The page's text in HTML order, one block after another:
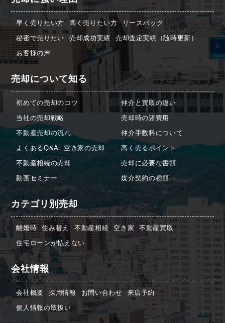
早く売りたい方 高く売りたい方
リースバック
秘密で売りたい
売却成功実績
売却査定実績（随時更新）
お客様の声
売却について知る
初めての売却のコツ
当社の売却戦略
不動産売却の流れ
よくあるQ&A
空き家の売却
不動産相続の売却
動画セミナー
仲介と買取の違い
売却時の諸費用
仲介手数料について
高く売るポイント
売却に必要な書類
媒介契約の種類
カテゴリ別売却
離婚時 住み替え 不動産相続 空き家
不動産買取
住宅ローンが払えない
会社情報
会社概要 採用情報 お問い合わせ
来店予約
個人情報の取扱い